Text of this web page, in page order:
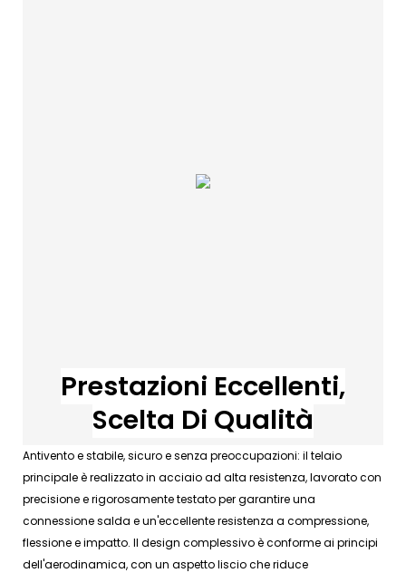
Prestazioni Eccellenti,
Scelta Di Qualità
Antivento e stabile, sicuro e senza preoccupazioni: il telaio
principale è realizzato in acciaio ad alta resistenza, lavorato con
precisione e rigorosamente testato per garantire una
connessione salda e un'eccellente resistenza a compressione,
flessione e impatto. Il design complessivo è conforme ai principi
dell'aerodinamica, con un aspetto liscio che riduce